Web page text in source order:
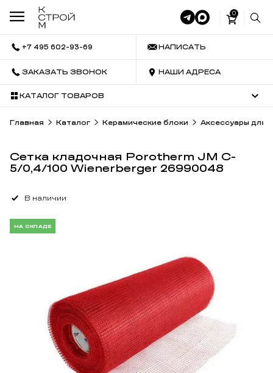
0
+7 495 602-93-69 НАПИСАТЬ
ЗАКАЗАТЬ ЗВОНОК НАШИ АДРЕСА
КАТАЛОГ ТОВАРОВ
Главная Каталог Керамические блоки Аксессуары для
Сетка кладочная Porotherm JM C-
5/0,4/100 Wienerberger 26990048
В наличии
НА СКЛАДЕ